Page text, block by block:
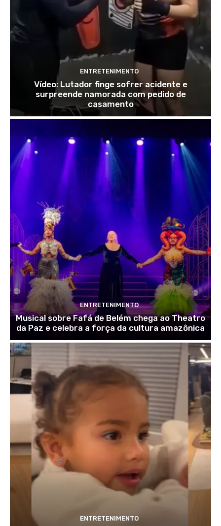
ENTRETENIMENTO
Vídeo: Lutador finge sofrer acidente e
surpreende namorada com pedido de
casamento
ENTRETENIMENTO
Musical sobre Fafá de Belém chega ao Theatro
da Paz e celebra a força da cultura amazônica
ENTRETENIMENTO